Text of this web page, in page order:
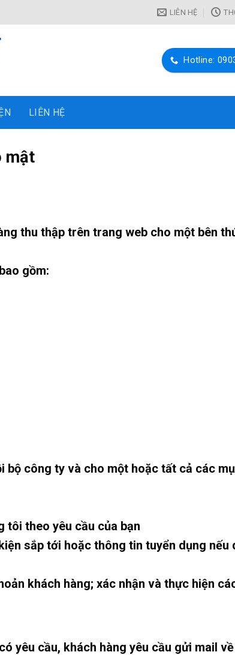
LIÊN HỆ
Hotline:
LIÊN HỆ
mật
thu thập trên trang web cho một bên
gồm:
công ty và cho một hoặc tất cả các
tôi theo yêu cầu của bạn
sắp tới hoặc thông tin tuyển dụng nếu
khách hàng; xác nhận và thực hiện
yêu cầu, khách hàng yêu cầu gửi mail về